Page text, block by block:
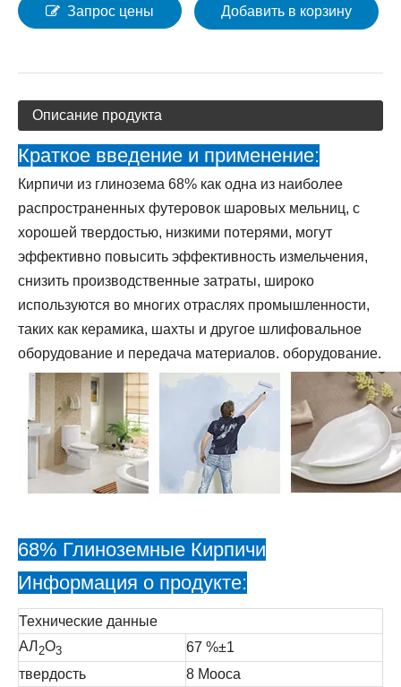
Запрос цены Добавить в корзину
Описание продукта
Краткое введение и применение:
Кирпичи из глинозема 68% как одна из наиболее
распространенных футеровок шаровых мельниц, с
хорошей твердостью, низкими потерями, могут
эффективно повысить эффективность измельчения,
снизить производственные затраты, широко
используются во многих отраслях промышленности,
таких как керамика, шахты и другое шлифовальное
оборудование и передача материалов. оборудование.
68% Глиноземные Кирпичи
Информация о продукте:
Технические данные
АЛ 2О3
67 %±1
твердость
8 Мооса